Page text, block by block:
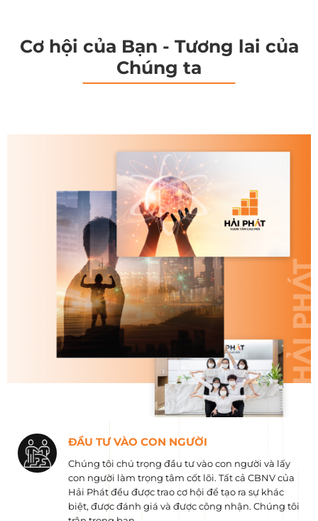
Cơ hội của Bạn - Tương lai của
Chúng ta
ĐẦU TƯ VÀO CON NGƯỜI
Chúng tôi chú trọng đầu tư vào con người và lấy
con người làm trọng tâm cốt lõi. Tất cả CBNV của
Hải Phát đều được trao cơ hội để tạo ra sự khác
biệt, được đánh giá và được công nhận. Chúng tôi